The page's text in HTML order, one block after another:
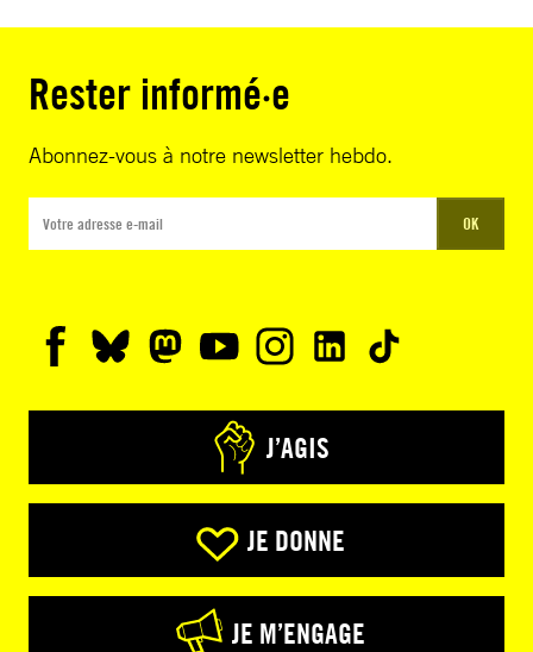
Rester informé·e
Abonnez-vous à notre newsletter hebdo.
OK
J’AGIS
JE DONNE
JE M’ENGAGE